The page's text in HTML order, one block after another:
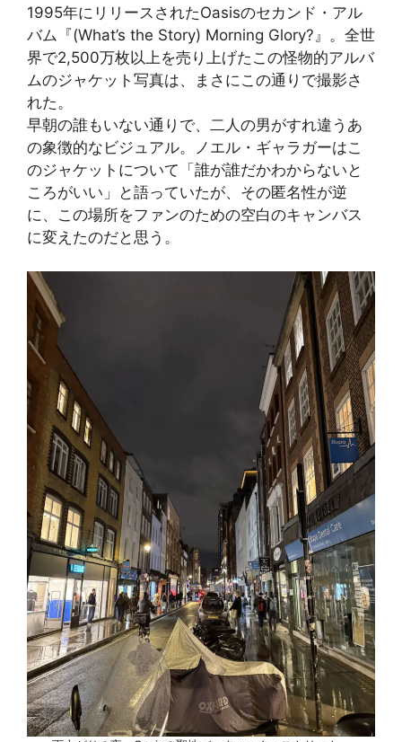
1995年にリリースされたOasisのセカンド・アル
バム『(What’s the Story) Morning Glory?』。全世
界で2,500万枚以上を売り上げたこの怪物的アルバ
ムのジャケット写真は、まさにこの通りで撮影さ
れた。
早朝の誰もいない通りで、二人の男がすれ違うあ
の象徴的なビジュアル。ノエル・ギャラガーはこ
のジャケットについて「誰が誰だかわからないと
ころがいい」と語っていたが、その匿名性が逆
に、この場所をファンのための空白のキャンバス
に変えたのだと思う。